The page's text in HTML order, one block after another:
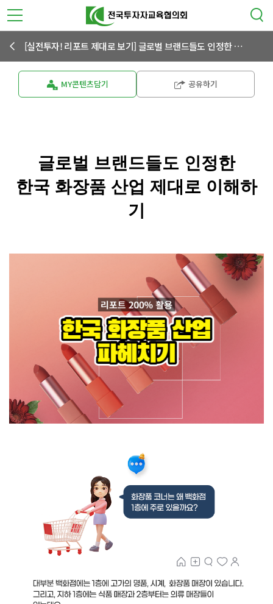
[실전투자! 리포트 제대로 보기] 글로벌 브랜드들도 인정한 한국 화장품 산업 제대로 이해하기
MY콘텐츠담기 공유하기
글로벌 브랜드들도 인정한
한국 화장품 산업 제대로 이해하
기